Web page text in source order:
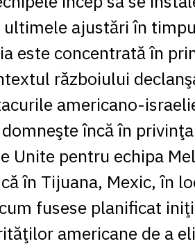
ultimele ajustări în
este concentrată în
războiului
americano-
încă în
Unite pentru echipa
în Tijuana, Mexic, în
fusese planificat
americane de a